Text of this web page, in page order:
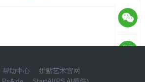
帮助中心
拼贴艺术官网